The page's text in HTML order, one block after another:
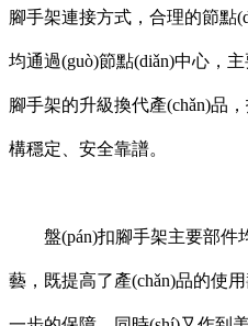
腳手架連接方式，合理的
均通過(guò)節點(diǎn)中心，
腳手架的升級換代產(chǎn)品，
構穩定、安全靠譜。
盤(pán)扣腳手架主要部件均采
藝，既提高了產(chǎn)品的